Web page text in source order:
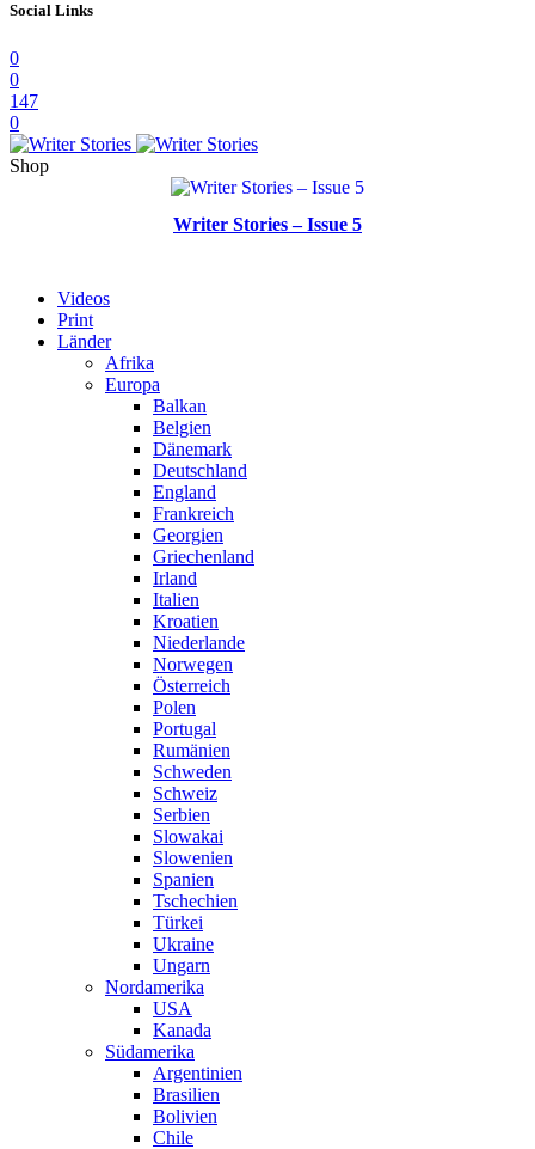
Social Links
0
0
147
0
Shop
Writer Stories – Issue 5
Videos
Print
Länder
Afrika
Europa
Balkan
Belgien
Dänemark
Deutschland
England
Frankreich
Georgien
Griechenland
Irland
Italien
Kroatien
Niederlande
Norwegen
Österreich
Polen
Portugal
Rumänien
Schweden
Schweiz
Serbien
Slowakai
Slowenien
Spanien
Tschechien
Türkei
Ukraine
Ungarn
Nordamerika
USA
Kanada
Südamerika
Argentinien
Brasilien
Bolivien
Chile